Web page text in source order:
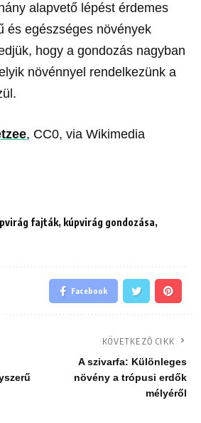
alapvető lépést érdemes
és egészséges növények
hogy a gondozás nagyban
növénnyel rendelkezünk a
, CC0, via Wikimedia
fajták, kúpvirág gondozása,
Facebook
KÖVETKEZŐ CIKK
A szivarfa: Különleges
növény a trópusi erdők
mélyéről